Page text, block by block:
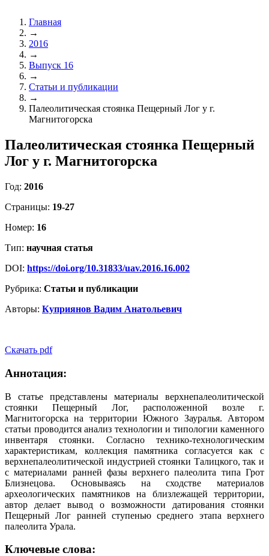
Главная
→
2016
→
Выпуск 16
→
Статьи и публикации
→
Палеолитическая стоянка Пещерный Лог у г.
Магнитогорска
Палеолитическая стоянка Пещерный
Лог у г. Магнитогорска
Год: 2016
Страницы: 19-27
Номер: 16
Тип: научная статья
DOI: https://doi.org/10.31833/uav.2016.16.002
Рубрика: Статьи и публикации
Авторы: Куприянов Вадим Анатольевич
Скачать pdf
Аннотация:
В статье представлены материалы верхнепалеолитической
стоянки Пещерный Лог, расположен­ной возле г.
Магнитогорска на территории Южного Зауралья. Автором
статьи проводится анализ технологии и типологии каменного
инвентаря стоянки. Согласно технико-технологическим
характе­ристикам, коллекция памятника согласуется как с
верхнепалеолитической индустрией стоянки Талицкого, так и
с материалами ранней фазы верхнего палеолита типа Грот
Близнецова. Основываясь на сходстве материалов
археологических памятников на близлежащей территории,
автор делает вы­вод о возможности датирования стоянки
Пещерный Лог ранней ступенью среднего этапа верхнего
палеолита Урала.
Ключевые слова: